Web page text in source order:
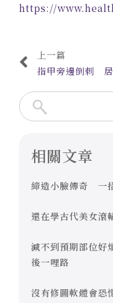
https://
上一篇
相關文章
締造小臉傳奇 一
還在學古代美女滾
減不到預期部位好
後一哩路
沒有修圖軟體會恐